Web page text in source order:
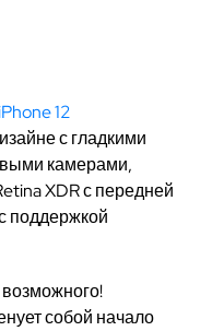
12
с гладкими
камерами,
XDR с передней
поддержкой
собой начало